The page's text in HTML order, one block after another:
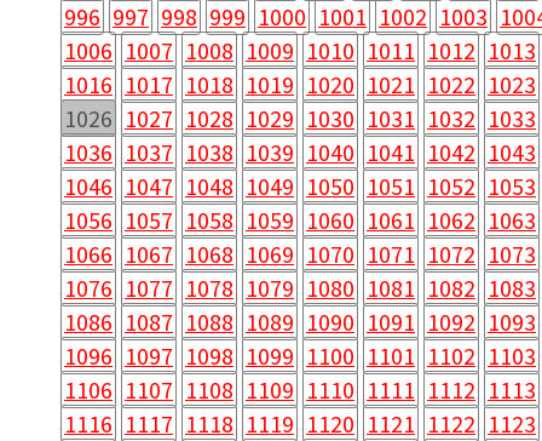
996 997 998 999 1000 1001 1002 1003
1006 1007 1008 1009 1010 1011 1012 1013
1016 1017 1018 1019 1020 1021 1022 1023
1026 1027 1028 1029 1030 1031 1032 1033
1036 1037 1038 1039 1040 1041 1042 1043
1046 1047 1048 1049 1050 1051 1052 1053
1056 1057 1058 1059 1060 1061 1062 1063
1066 1067 1068 1069 1070 1071 1072 1073
1076 1077 1078 1079 1080 1081 1082 1083
1086 1087 1088 1089 1090 1091 1092 1093
1096 1097 1098 1099 1100 1101 1102 1103
1106 1107 1108 1109 1110 1111 1112 1113
1116 1117 1118 1119 1120 1121 1122 1123